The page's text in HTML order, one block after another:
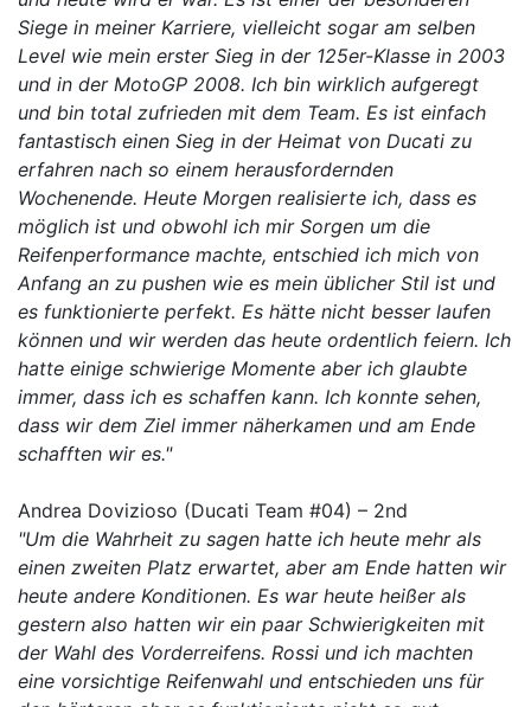
Siege in meiner Karriere, vielleicht sogar am selben
Level wie mein erster Sieg in der 125er-Klasse in 2003
und in der MotoGP 2008. Ich bin wirklich aufgeregt
und bin total zufrieden mit dem Team. Es ist einfach
fantastisch einen Sieg in der Heimat von Ducati zu
erfahren nach so einem herausfordernden
Wochenende. Heute Morgen realisierte ich, dass es
möglich ist und obwohl ich mir Sorgen um die
Reifenperformance machte, entschied ich mich von
Anfang an zu pushen wie es mein üblicher Stil ist und
es funktionierte perfekt. Es hätte nicht besser laufen
können und wir werden das heute ordentlich feiern. Ich
hatte einige schwierige Momente aber ich glaubte
immer, dass ich es schaffen kann. Ich konnte sehen,
dass wir dem Ziel immer näherkamen und am Ende
schafften wir es."
Andrea Dovizioso (Ducati Team #04) – 2nd
"Um die Wahrheit zu sagen hatte ich heute mehr als
einen zweiten Platz erwartet, aber am Ende hatten wir
heute andere Konditionen. Es war heute heißer als
gestern also hatten wir ein paar Schwierigkeiten mit
der Wahl des Vorderreifens. Rossi und ich machten
eine vorsichtige Reifenwahl und entschieden uns für